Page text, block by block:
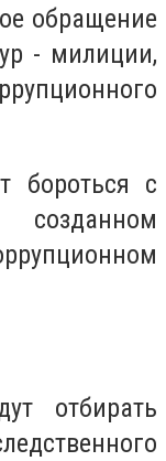
обращение
- милиции,
бороться с
отбирать